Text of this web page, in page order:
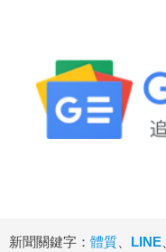
新聞關鍵字： 體質 LINE